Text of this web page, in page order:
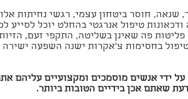
שנאה, חוסר ביטחון עצמי, רגשי נחיתות
טיפול אנרגטי בהחלט יוכל לסייע
פה שאינן בשליטה, התקפי זעם,
בחסימות צ'אקרות ישנה השפעה ישירה
ידי אנשים מוסמכים ומקצועיים עליהם
שאתם אכן בידיים הטובות ביותר.